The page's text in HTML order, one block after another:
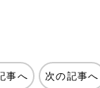
事へ 次の記事へ